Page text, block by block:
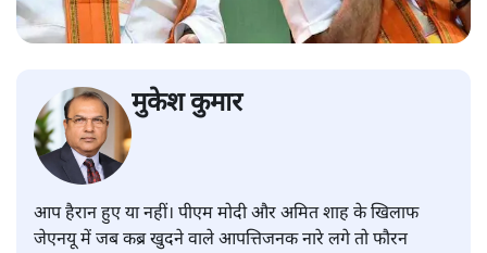
मुकेश कुमार
आप हैरान हुए या नहीं। पीएम मोदी और अमित शाह के खिलाफ
जेएनयू में जब कब्र खुदने वाले आपत्तिजनक नारे लगे तो फौरन